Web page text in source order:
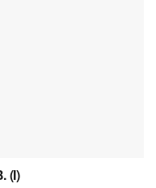
(I)